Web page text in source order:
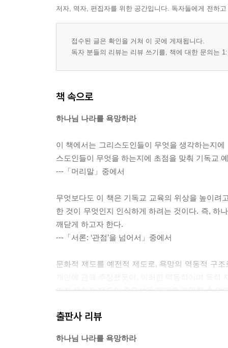
저자, 역자, 편집자를 위한 공간입니다. 독자들에게 전하
접수된 글은 확인을 거쳐 이 곳에 게재됩니다.
독자 분들의 리뷰는 리뷰 쓰기를, 책에 대한 문의는
책 속으로
하나님 나라를 욕망하라
이 책에서는 그리스도인들이 무엇을 생각하는지
스도인들이 무엇을 하는지에 초점을 맞춰 기독교
---「머리말」중에서
무엇보다도 이 책은 기독교 교육의 위상을 높이려
한 것이 무엇인지 인식하게 하려는 것이다. 즉, 하
깨닫게 하고자 한다.
---「서론: ‘관점’을 넘어서」중에서
문화적 제도를 예전적 제도로, 욕망의 역동적 구
어진 문화적 제도의 중요성을 제대로 파악할 수 없
이것은 (나치 파시즘의 의례나 전체주의적 국가
출판사 리뷰
하나님 나라를 욕망하라